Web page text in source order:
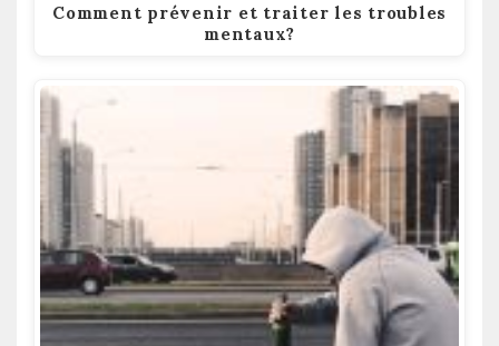
Comment prévenir et traiter les troubles
mentaux?